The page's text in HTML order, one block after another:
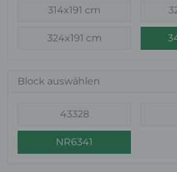
314x191 cm
324x191 cm
Block auswählen
43328
NR6341